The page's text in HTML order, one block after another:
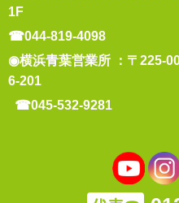
1F
☎044-819-4098
◉横浜青葉営業所 ：〒225-
6-201
☎045-532-9281